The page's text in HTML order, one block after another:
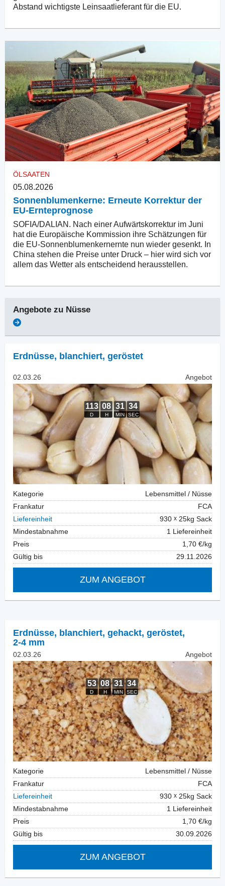
Abstand wichtigste Leinsaatlieferant für die EU.
ÖLSAATEN
05.08.2026
Sonnenblumenkerne: Erneute Korrektur der
EU-Ernteprognose
SOFIA/DALIAN. Nach einer Aufwärtskorrektur im Juni
hat die Europäische Kommission ihre Schätzungen für
die EU-Sonnenblumenkernernte nun wieder gesenkt. In
China stehen die Preise unter Druck – hier wird sich vor
allem das Wetter als entscheidend herausstellen.
Angebote zu Nüsse
Erdnüsse, blanchiert, geröstet
02.03.26 Angebot
Kategorie
Lebensmittel / Nüsse
Frankatur
FCA
Liefereinheit
930
25kg Sack
Mindestabnahme
1 Liefereinheit
Preis
1,70 €/kg
Gültig bis
29.11.2026
ZUM ANGEBOT
Erdnüsse, blanchiert, gehackt, geröstet,
2-4 mm
02.03.26 Angebot
Kategorie
Lebensmittel / Nüsse
Frankatur
FCA
Liefereinheit
930
25kg Sack
Mindestabnahme
1 Liefereinheit
Preis
1,70 €/kg
Gültig bis
30.09.2026
ZUM ANGEBOT